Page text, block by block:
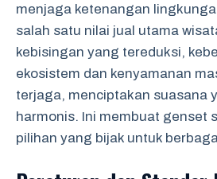
menjaga ketenangan
salah satu nilai jual utama
kebisingan yang tereduksi,
ekosistem dan kenyamanan
terjaga, menciptakan suasana
harmonis. Ini membuat genset
pilihan yang bijak untuk